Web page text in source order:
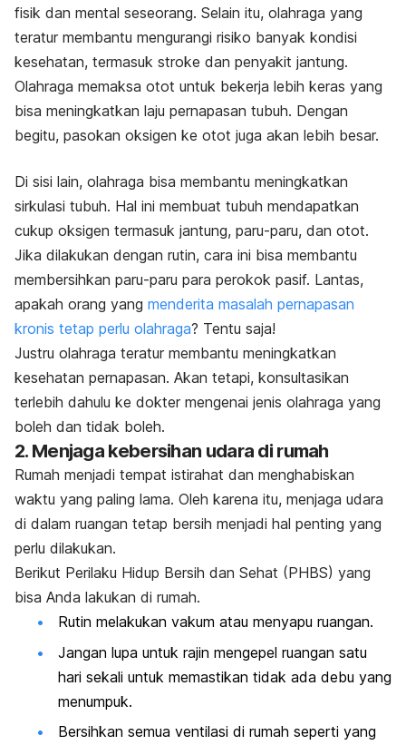
fisik dan mental seseorang. Selain itu, olahraga yang
teratur membantu mengurangi risiko banyak kondisi
kesehatan, termasuk stroke dan penyakit jantung.
Olahraga memaksa otot untuk bekerja lebih keras yang
bisa meningkatkan laju pernapasan tubuh. Dengan
begitu, pasokan oksigen ke otot juga akan lebih besar.
Di sisi lain, olahraga bisa membantu meningkatkan
sirkulasi tubuh. Hal ini membuat tubuh mendapatkan
cukup oksigen termasuk jantung, paru-paru, dan otot.
Jika dilakukan dengan rutin, cara ini bisa membantu
membersihkan paru-paru para perokok pasif. Lantas,
apakah orang yang menderita masalah pernapasan
kronis tetap perlu olahraga? Tentu saja!
Justru olahraga teratur membantu meningkatkan
kesehatan pernapasan. Akan tetapi, konsultasikan
terlebih dahulu ke dokter mengenai jenis olahraga yang
boleh dan tidak boleh.
2. Menjaga kebersihan udara di rumah
Rumah menjadi tempat istirahat dan menghabiskan
waktu yang paling lama. Oleh karena itu, menjaga udara
di dalam ruangan tetap bersih menjadi hal penting yang
perlu dilakukan.
Berikut Perilaku Hidup Bersih dan Sehat (PHBS) yang
bisa Anda lakukan di rumah.
Rutin melakukan vakum atau menyapu ruangan.
Jangan lupa untuk rajin mengepel ruangan satu
hari sekali untuk memastikan tidak ada debu yang
menumpuk.
Bersihkan semua ventilasi di rumah seperti yang